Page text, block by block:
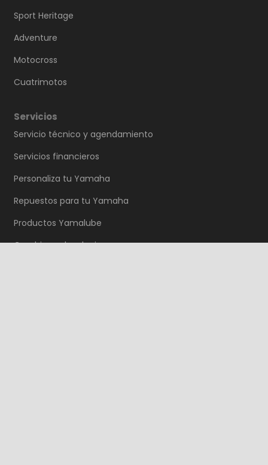
Sport Heritage
Adventure
Motocross
Cuatrimotos
Servicios
Servicio técnico y agendamiento
Servicios financieros
Personaliza tu Yamaha
Repuestos para tu Yamaha
Productos Yamalube
Cambios y devoluciones